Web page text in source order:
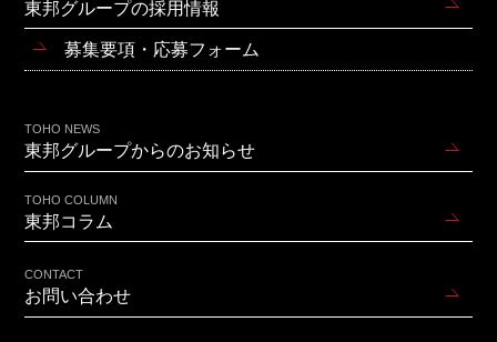
東邦グループの採用情報
募集要項・応募フォーム
TOHO NEWS
東邦グループからのお知らせ
TOHO COLUMN
東邦コラム
CONTACT
お問い合わせ